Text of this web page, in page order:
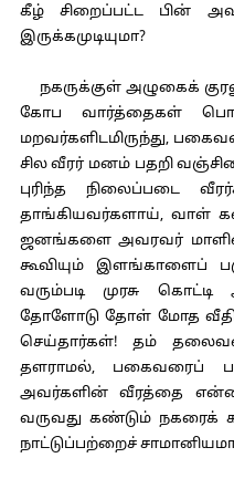
கீழ் சிறைப்பட்ட பின்
இருக்கமுடியுமா?
நகருக்குள் அழுகைக்
கோப வார்த்தைகள்
மறவர்களிடமிருந்து,
சில வீரர் மனம் பதறி
புரிந்த நிலைப்படை
தாங்கியவர்களாய், வாள்
ஜனங்களை அவரவர்
கூவியும் இளங்காளைப்
வரும்படி முரசு
தோளோடு தோள் மோத
செய்தார்கள்! தம்
தளராமல், பகைவரைப்
அவர்களின் வீரத்தை
வருவது கண்டும் நகரைக்
நாட்டுப்பற்றைச்